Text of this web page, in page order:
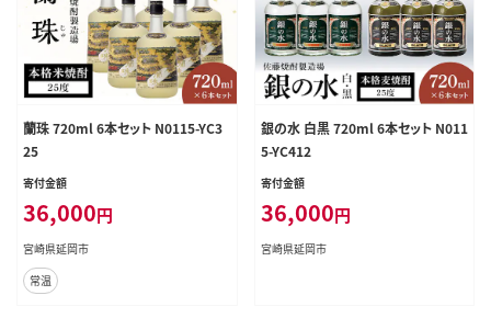
蘭珠 720ml 6本セット N0115-YC3
25
寄付金額
36,000円
宮崎県延岡市
常温
銀の水 白黒 720ml 6本セット N011
5-YC412
寄付金額
36,000円
宮崎県延岡市